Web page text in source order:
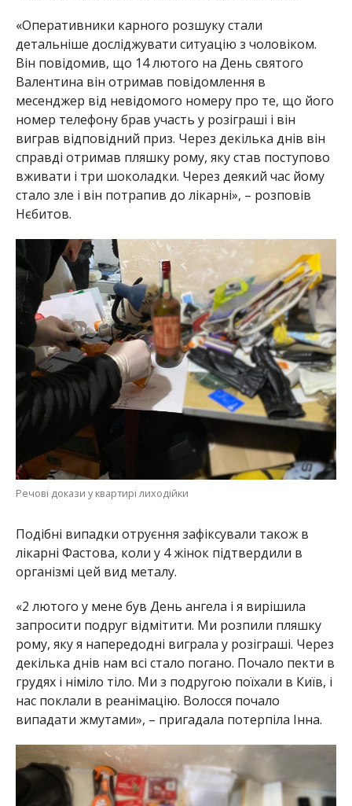
«Оперативники карного розшуку стали
детальніше досліджувати ситуацію з чоловіком.
Він повідомив, що 14 лютого на День святого
Валентина він отримав повідомлення в
месенджер від невідомого номеру про те, що його
номер телефону брав участь у розіграші і він
виграв відповідний приз. Через декілька днів він
справді отримав пляшку рому, яку став поступово
вживати і три шоколадки. Через деякий час йому
стало зле і він потрапив до лікарні», – розповів
Нєбитов.
Речові докази у квартирі лиходійки
Подібні випадки отруєння зафіксували також в
лікарні Фастова, коли у 4 жінок підтвердили в
організмі цей вид металу.
«2 лютого у мене був День ангела і я вирішила
запросити подруг відмітити. Ми розпили пляшку
рому, яку я напередодні виграла у розіграші. Через
декілька днів нам всі стало погано. Почало пекти в
грудях і німіло тіло. Ми з подругою поїхали в Київ, і
нас поклали в реанімацію. Волосся почало
випадати жмутами», – пригадала потерпіла Інна.